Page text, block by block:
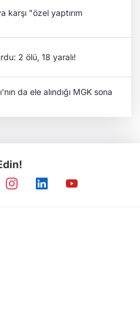
karşı "özel yaptırım
2 ölü, 18 yaralı!
da ele alındığı MGK sona